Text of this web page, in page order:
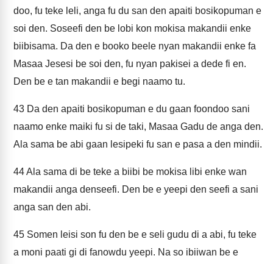
doo, fu teke leli, anga fu du san den apaiti bosikopuman e
soi den. Soseefi den be lobi kon mokisa makandii enke
biibisama. Da den e booko beele nyan makandii enke fa
Masaa Jesesi be soi den, fu nyan pakisei a dede fi en.
Den be e tan makandii e begi naamo tu.
43 Da den apaiti bosikopuman e du gaan foondoo sani
naamo enke maiki fu si de taki, Masaa Gadu de anga den.
Ala sama be abi gaan lesipeki fu san e pasa a den mindii.
44Ala sama di be teke a biibi be mokisa libi enke wan
makandii anga denseefi. Den be e yeepi den seefi a sani
anga san den abi.
45 Somen leisi son fu den be e seli gudu di a abi, fu teke
a moni paati gi di fanowdu yeepi. Na so ibiiwan be e